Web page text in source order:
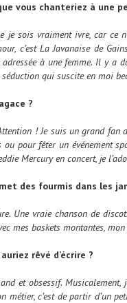
vous chanteriez à une
je sois vraiment ivre, car ce
c’est La Javanaise de
adressée à une femme. Il y a
qui suscite en moi
?
! Je suis un grand fan
ou pour fêter un événement
Mercury en concert, je
des fourmis dans les
Une vraie chanson de
mes baskets montantes,
rêvé d’écrire ?
et obsessif.
métier, c’est de partir d’un